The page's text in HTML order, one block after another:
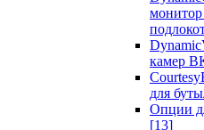
монитор
камер
для
Опции
[13]